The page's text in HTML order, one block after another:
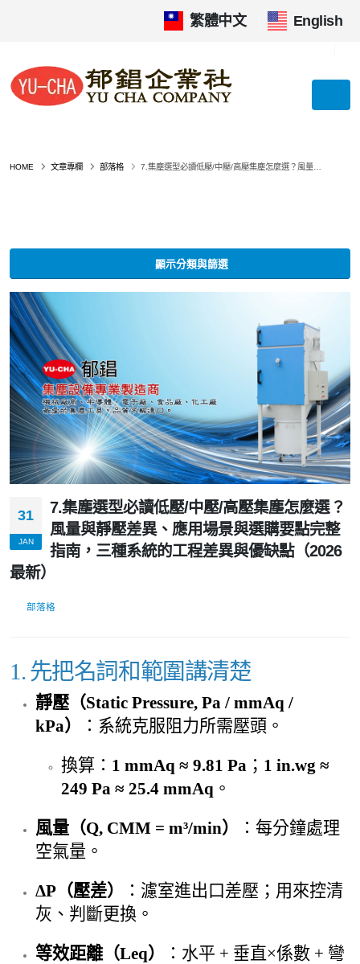
繁體中文 English
HOME 文章專欄 部落格 7.集塵選型必讀低壓/中壓/高壓集塵怎麼選？風量與靜壓差異、應用場景與選購要點完整指南，三種系統的工程差異與優缺點（2026 最新）
顯示分類與篩選
31
JAN
7.集塵選型必讀低壓/中壓/高壓集塵怎麼選？
風量與靜壓差異、應用場景與選購要點完整
指南，三種系統的工程差異與優缺點（2026
最新）
部落格
1. 先把名詞和範圍講清楚
靜壓（Static Pressure, Pa / mmAq /
kPa）
：系統克服阻力所需壓頭。
換算： 1 mmAq ≈ 9.81 Pa ； 1 in.wg ≈
249 Pa ≈ 25.4 mmAq 。
風量（Q, CMM = m³/min）
：每分鐘處理
空氣量。
ΔP（壓差）
：濾室進出口差壓；用來控清
灰、判斷更換。
等效距離（Leq）
：水平 + 垂直×係數 + 彎